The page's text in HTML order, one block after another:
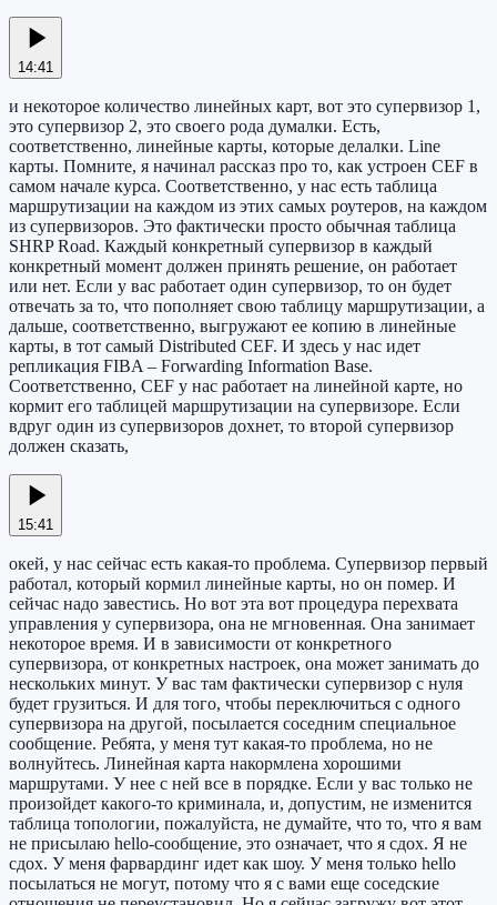
14:41
и некоторое количество линейных карт, вот это супервизор 1,
это супервизор 2, это своего рода думалки. Есть,
соответственно, линейные карты, которые делалки. Line
карты. Помните, я начинал рассказ про то, как устроен CEF в
самом начале курса. Соответственно, у нас есть таблица
маршрутизации на каждом из этих самых роутеров, на каждом
из супервизоров. Это фактически просто обычная таблица
SHRP Road. Каждый конкретный супервизор в каждый
конкретный момент должен принять решение, он работает
или нет. Если у вас работает один супервизор, то он будет
отвечать за то, что пополняет свою таблицу маршрутизации, а
дальше, соответственно, выгружают ее копию в линейные
карты, в тот самый Distributed CEF. И здесь у нас идет
репликация FIBA – Forwarding Information Base.
Соответственно, CEF у нас работает на линейной карте, но
кормит его таблицей маршрутизации на супервизоре. Если
вдруг один из супервизоров дохнет, то второй супервизор
должен сказать,
15:41
окей, у нас сейчас есть какая-то проблема. Супервизор первый
работал, который кормил линейные карты, но он помер. И
сейчас надо завестись. Но вот эта вот процедура перехвата
управления у супервизора, она не мгновенная. Она занимает
некоторое время. И в зависимости от конкретного
супервизора, от конкретных настроек, она может занимать до
нескольких минут. У вас там фактически супервизор с нуля
будет грузиться. И для того, чтобы переключиться с одного
супервизора на другой, посылается соседним специальное
сообщение. Ребята, у меня тут какая-то проблема, но не
волнуйтесь. Линейная карта накормлена хорошими
маршрутами. У нее с ней все в порядке. Если у вас только не
произойдет какого-то криминала, и, допустим, не изменится
таблица топологии, пожалуйста, не думайте, что то, что я вам
не присылаю hello-сообщение, это означает, что я сдох. Я не
сдох. У меня фарвардинг идет как шоу. У меня только hello
посылаться не могут, потому что я с вами еще соседские